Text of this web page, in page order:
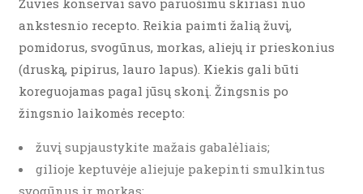
Žuvies konservai savo paruošimu skiriasi nuo
ankstesnio recepto. Reikia paimti žalią žuvį,
pomidorus, svogūnus, morkas, aliejų ir prieskonius
(druską, pipirus, lauro lapus). Kiekis gali būti
koreguojamas pagal jūsų skonį. Žingsnis po
žingsnio laikomės recepto:
žuvį supjaustykite mažais gabalėliais;
gilioje keptuvėje aliejuje pakepinti smulkintus
svogūnus ir morkas;